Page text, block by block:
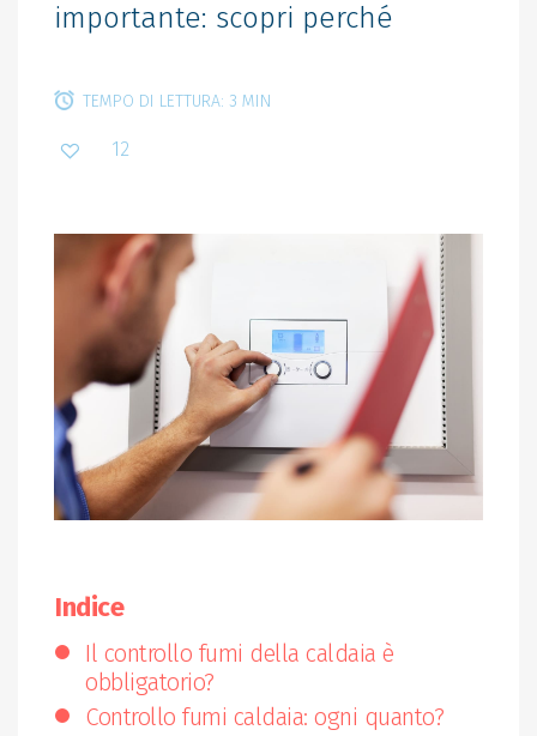
importante: scopri perché
TEMPO DI LETTURA: 3 MIN
12
Indice
Il controllo fumi della caldaia è
obbligatorio?
Controllo fumi caldaia: ogni quanto?